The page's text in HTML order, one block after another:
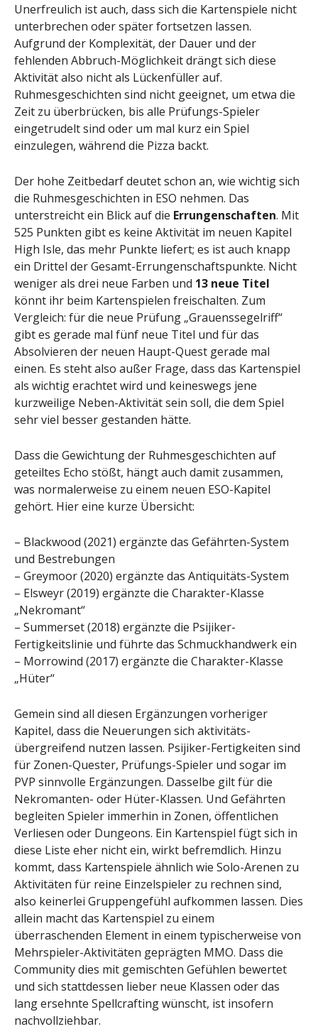
Unerfreulich ist auch, dass sich die Kartenspiele nicht
unterbrechen oder später fortsetzen lassen.
Aufgrund der Komplexität, der Dauer und der
fehlenden Abbruch-Möglichkeit drängt sich diese
Aktivität also nicht als Lückenfüller auf.
Ruhmesgeschichten sind nicht geeignet, um etwa die
Zeit zu überbrücken, bis alle Prüfungs-Spieler
eingetrudelt sind oder um mal kurz ein Spiel
einzulegen, während die Pizza backt.
Der hohe Zeitbedarf deutet schon an, wie wichtig sich
die Ruhmesgeschichten in ESO nehmen. Das
unterstreicht ein Blick auf die Errungenschaften. Mit
525 Punkten gibt es keine Aktivität im neuen Kapitel
High Isle, das mehr Punkte liefert; es ist auch knapp
ein Drittel der Gesamt-Errungenschaftspunkte. Nicht
weniger als drei neue Farben und 13 neue Titel
könnt ihr beim Kartenspielen freischalten. Zum
Vergleich: für die neue Prüfung „Grauenssegelriff“
gibt es gerade mal fünf neue Titel und für das
Absolvieren der neuen Haupt-Quest gerade mal
einen. Es steht also außer Frage, dass das Kartenspiel
als wichtig erachtet wird und keineswegs jene
kurzweilige Neben-Aktivität sein soll, die dem Spiel
sehr viel besser gestanden hätte.
Dass die Gewichtung der Ruhmesgeschichten auf
geteiltes Echo stößt, hängt auch damit zusammen,
was normalerweise zu einem neuen ESO-Kapitel
gehört. Hier eine kurze Übersicht:
– Blackwood (2021) ergänzte das Gefährten-System
und Bestrebungen
– Greymoor (2020) ergänzte das Antiquitäts-System
– Elsweyr (2019) ergänzte die Charakter-Klasse
„Nekromant“
– Summerset (2018) ergänzte die Psijiker-
Fertigkeitslinie und führte das Schmuckhandwerk ein
– Morrowind (2017) ergänzte die Charakter-Klasse
„Hüter“
Gemein sind all diesen Ergänzungen vorheriger
Kapitel, dass die Neuerungen sich aktivitäts-
übergreifend nutzen lassen. Psijiker-Fertigkeiten sind
für Zonen-Quester, Prüfungs-Spieler und sogar im
PVP sinnvolle Ergänzungen. Dasselbe gilt für die
Nekromanten- oder Hüter-Klassen. Und Gefährten
begleiten Spieler immerhin in Zonen, öffentlichen
Verliesen oder Dungeons. Ein Kartenspiel fügt sich in
diese Liste eher nicht ein, wirkt befremdlich. Hinzu
kommt, dass Kartenspiele ähnlich wie Solo-Arenen zu
Aktivitäten für reine Einzelspieler zu rechnen sind,
also keinerlei Gruppengefühl aufkommen lassen. Dies
allein macht das Kartenspiel zu einem
überraschenden Element in einem typischerweise von
Mehrspieler-Aktivitäten geprägten MMO. Dass die
Community dies mit gemischten Gefühlen bewertet
und sich stattdessen lieber neue Klassen oder das
lang ersehnte Spellcrafting wünscht, ist insofern
nachvollziehbar.